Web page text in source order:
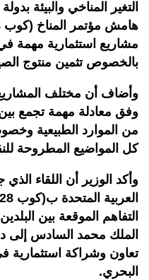
التغير المناخي والبيئة
مشاريع استثمارية مهمة
بالخصوص تثمين منتوج
وأضاف أن مختلف المشاريع
وفق معادلة مهمة تجمع
من الموارد الطبيعية
كل المواضيع المطروحة
وأكد الوزير أن اللقاء
التفاهم الموقعة بين
الملك محمد السادس إلى
تعاون وشراكة استثمارية
البحري.